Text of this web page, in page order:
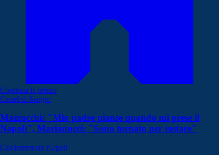
Continua la lettura
Castel di Sangro
Mazzocchi: "Mio padre pianse quando mi prese il
Napoli", Marianucci: "Sono tornato per restare"
Calciomercato Napoli